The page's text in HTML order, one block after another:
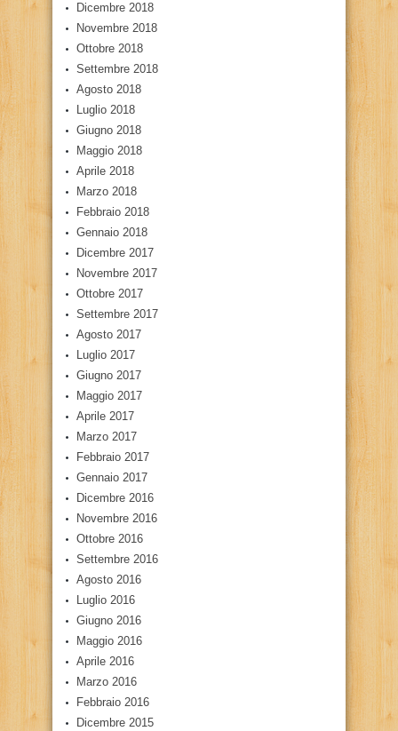
Dicembre 2018
Novembre 2018
Ottobre 2018
Settembre 2018
Agosto 2018
Luglio 2018
Giugno 2018
Maggio 2018
Aprile 2018
Marzo 2018
Febbraio 2018
Gennaio 2018
Dicembre 2017
Novembre 2017
Ottobre 2017
Settembre 2017
Agosto 2017
Luglio 2017
Giugno 2017
Maggio 2017
Aprile 2017
Marzo 2017
Febbraio 2017
Gennaio 2017
Dicembre 2016
Novembre 2016
Ottobre 2016
Settembre 2016
Agosto 2016
Luglio 2016
Giugno 2016
Maggio 2016
Aprile 2016
Marzo 2016
Febbraio 2016
Dicembre 2015